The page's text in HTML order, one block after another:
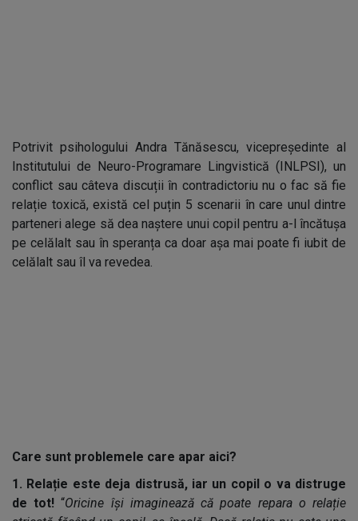
Potrivit psihologului Andra Tănăsescu, vicepreședinte al
Institutului de Neuro-Programare Lingvistică (INLPSI), un
conflict sau câteva discuții în contradictoriu nu o fac să fie
relație toxică, există cel puțin 5 scenarii în care unul dintre
parteneri alege să dea naștere unui copil pentru a-l încătușa
pe celălalt sau în speranța ca doar așa mai poate fi iubit de
celălalt sau îl va revedea.
Care sunt problemele care apar aici?
1. Relație este deja distrusă, iar un copil o va distruge
de tot! “Oricine își imaginează că poate repara o relație